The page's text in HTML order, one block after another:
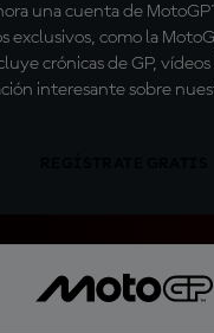
una cuenta de
exclusivos, como la
crónicas de GP,
interesante sobre